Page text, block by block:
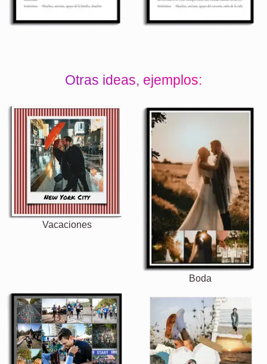
Otras ideas, ejemplos:
Vacaciones
Boda